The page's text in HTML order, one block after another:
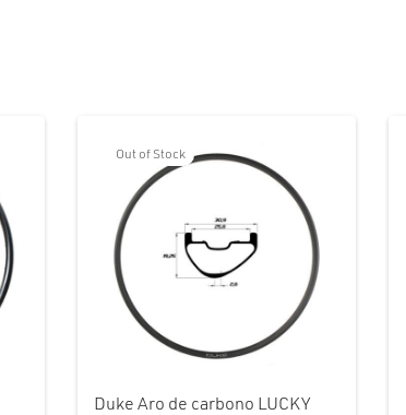
Out of Stock
Duke Aro de carbono LUCKY